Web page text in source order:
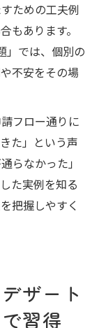
ための工夫例
もあります。
」では、個別の
不安をその場
フロー通りに
た」という声
らなかった」
た実例を知る
把握しやすく
ザート
習得